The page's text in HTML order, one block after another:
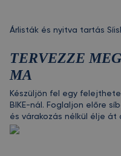
Árlisták és nyitva tartás
TERVEZZE
MA
Készüljön fel egy
BIKE-nál. Foglaljon előre
és várakozás nélkül élje át